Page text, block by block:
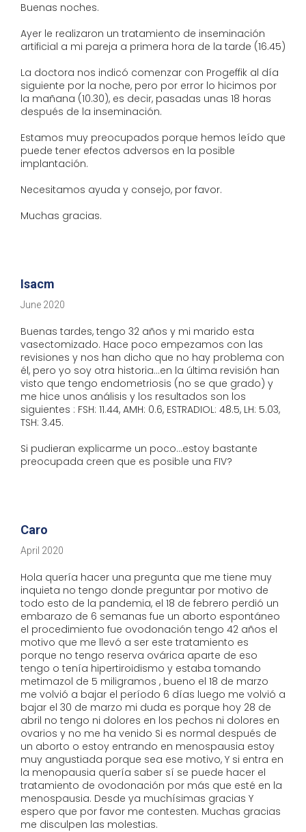
Buenas noches.
Ayer le realizaron un tratamiento de inseminación
artificial a mi pareja a primera hora de la tarde (16.45)
La doctora nos indicó comenzar con Progeffik al día
siguiente por la noche, pero por error lo hicimos por
la mañana (10.30), es decir, pasadas unas 18 horas
después de la inseminación.
Estamos muy preocupados porque hemos leído que
puede tener efectos adversos en la posible
implantación.
Necesitamos ayuda y consejo, por favor.
Muchas gracias.
Isacm
June 2020
Buenas tardes, tengo 32 años y mi marido esta
vasectomizado. Hace poco empezamos con las
revisiones y nos han dicho que no hay problema con
él, pero yo soy otra historia...en la última revisión han
visto que tengo endometriosis (no se que grado) y
me hice unos análisis y los resultados son los
siguientes : FSH: 11.44, AMH: 0.6, ESTRADIOL: 48.5, LH: 5.03,
TSH: 3.45.
Si pudieran explicarme un poco...estoy bastante
preocupada creen que es posible una FIV?
Caro
April 2020
Hola quería hacer una pregunta que me tiene muy
inquieta no tengo donde preguntar por motivo de
todo esto de la pandemia, el 18 de febrero perdió un
embarazo de 6 semanas fue un aborto espontáneo
el procedimiento fue ovodonación tengo 42 años el
motivo que me llevó a ser este tratamiento es
porque no tengo reserva ovárica aparte de eso
tengo o tenía hipertiroidismo y estaba tomando
metimazol de 5 miligramos , bueno el 18 de marzo
me volvió a bajar el período 6 días luego me volvió a
bajar el 30 de marzo mi duda es porque hoy 28 de
abril no tengo ni dolores en los pechos ni dolores en
ovarios y no me ha venido Si es normal después de
un aborto o estoy entrando en menospausia estoy
muy angustiada porque sea ese motivo, Y si entra en
la menopausia quería saber sí se puede hacer el
tratamiento de ovodonación por más que esté en la
menospausia. Desde ya muchísimas gracias Y
espero que por favor me contesten. Muchas gracias
me disculpen las molestias.